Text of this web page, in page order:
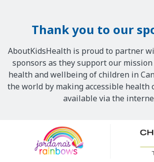
Thank you to our
AboutKidsHealth is proud to partner
sponsors as they support our
health and wellbeing of children in
the world by making accessible health
available via the
Sponsors